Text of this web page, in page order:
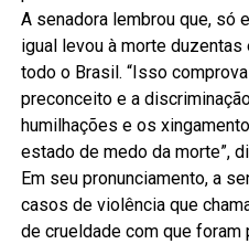
A senadora lembrou que, só
igual levou à morte
todo o Brasil. “Isso
preconceito e a
humilhações e os
estado de medo da morte”,
Em seu pronunciamento, a
casos de violência que
de crueldade com que